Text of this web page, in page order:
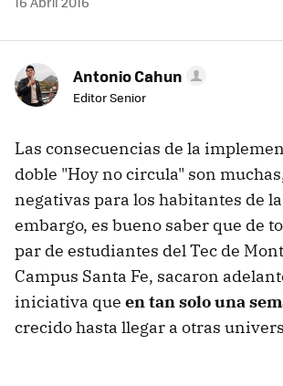
Antonio Cahun
Editor Senior
Las consecuencias de la
doble "Hoy no circula" son
negativas para los habitantes de
embargo, es bueno saber que de
par de estudiantes del Tec de
Campus Santa Fe, sacaron
iniciativa que en tan solo una
crecido hasta llegar a otras